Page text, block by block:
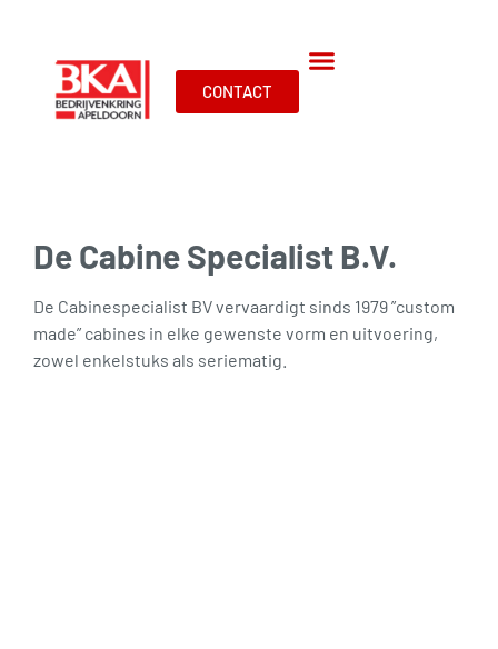
CONTACT
De Cabine Specialist B.V.
De Cabinespecialist BV vervaardigt sinds 1979 ”custom
made” cabines in elke gewenste vorm en uitvoering,
zowel enkelstuks als seriematig.